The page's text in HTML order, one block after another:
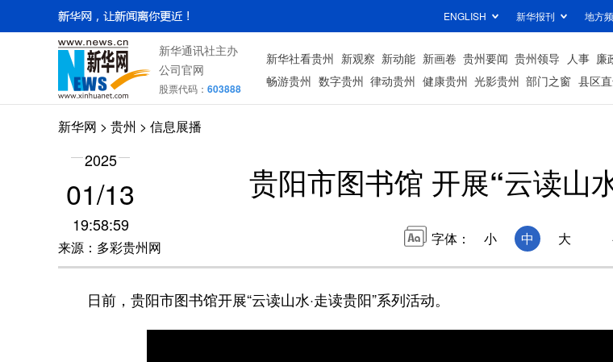
ENGLISH 新华报刊 地方
新华通讯社主办
公司官网
股票代码： 603888
新华社看贵州 新观察 新动能 新画卷 贵州要闻 贵州领导 人事 廉
畅游贵州 数字贵州 律动贵州 健康贵州 光影贵州 部门之窗 县区
新华网 > 贵州 > 信息展播
2025
01/13
19:58:59
来源：多彩贵州网
贵阳市图书馆 开展“云读山
字体： 小 中 大
日前，贵阳市图书馆开展“云读山水·走读贵阳”系列活动。